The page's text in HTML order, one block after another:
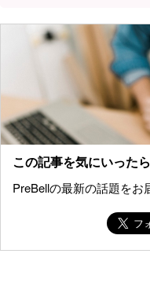
この記事を気にいった
PreBellの最新の話題をお